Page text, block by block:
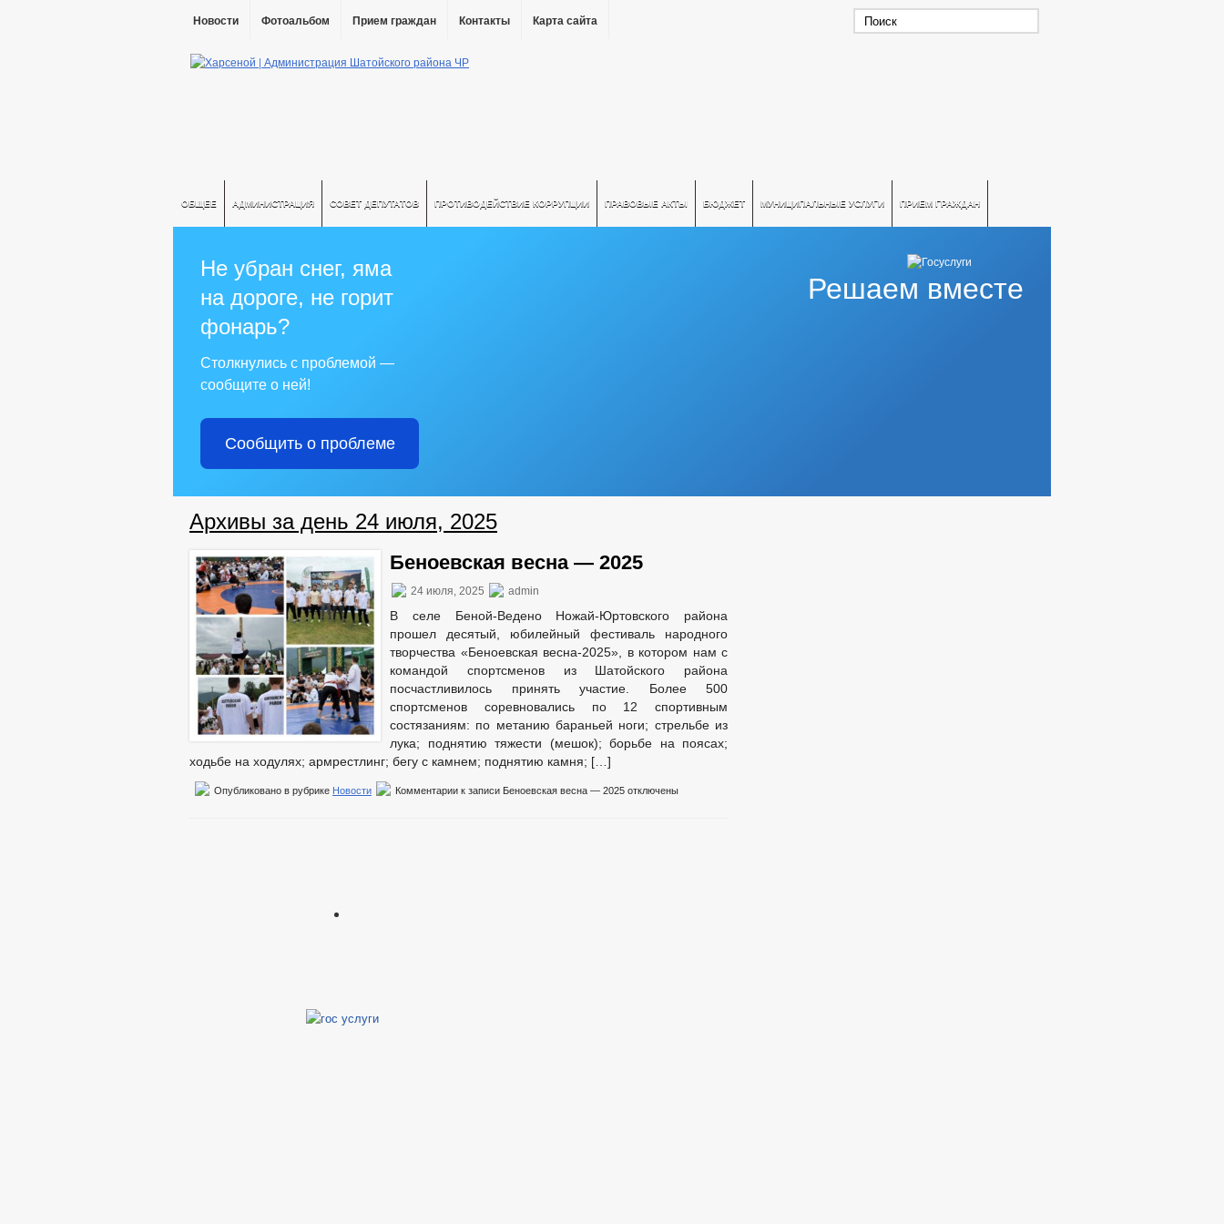
Новости Фотоальбом Прием граждан Контакты Карта сайта
ОБЩЕЕ АДМИНИСТРАЦИЯ СОВЕТ ДЕПУТАТОВ ПРОТИВОДЕЙСТВИЕ КОРРУПЦИИ ПРАВОВЫЕ АКТЫ БЮДЖЕТ МУНИЦИПАЛЬНЫЕ УСЛУГИ ПРИЕМ ГРАЖДАН
Решаем вместе
Не убран снег, яма
на дороге, не горит
фонарь?
Столкнулись с проблемой —
сообщите о ней!
Сообщить о проблеме
Архивы за день 24 июля, 2025
Беноевская весна — 2025
24 июля, 2025 admin
В селе Беной-Ведено Ножай-Юртовского района
прошел десятый, юбилейный фестиваль народного
творчества «Беноевская весна-2025», в котором нам с
командой спортсменов из Шатойского района
посчастливилось принять участие. Более 500
спортсменов соревновались по 12 спортивным
состязаниям: по метанию бараньей ноги; стрельбе из
лука; поднятию тяжести (мешок); борьбе на поясах;
ходьбе на ходулях; армрестлинг; бегу с камнем; поднятию камня; […]
Опубликовано в рубрике Новости Комментарии к записи Беноевская весна — 2025 отключены